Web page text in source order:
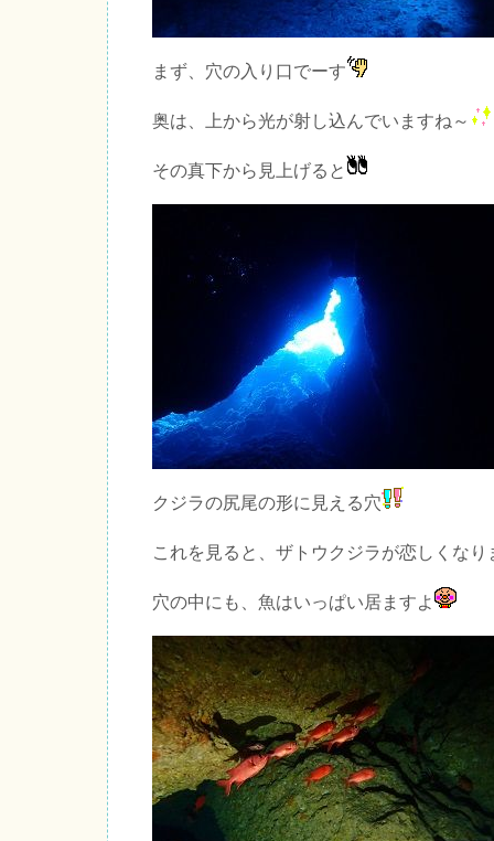
まず、穴の入り口でーす
奥は、上から光が射し込んでいますね～
その真下から見上げると
クジラの尻尾の形に見える穴
これを見ると、ザトウクジラが恋しくなり
穴の中にも、魚はいっぱい居ますよ